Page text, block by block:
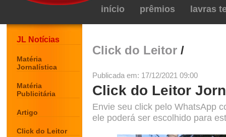
início prêmios lavras
JL Notícias
Matéria
Jornalística
Matéria
Publicitária
Artigo
Click do Leitor
Click do Leitor /
Publicada em: 17/12/2021 09:00
Click do Leitor
Envie seu click pelo WhatsApp
ele poderá ser escolhido para